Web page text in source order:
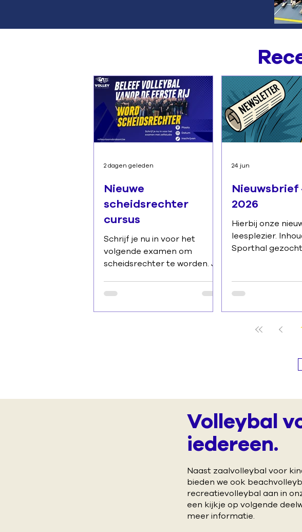
Nieuwe
scheidsrechter
cursus
Schrijf je nu in voor het
volgende examen om
scheidsrechter te worden. Je
reglementen: Internationale
Competitiereglement Volley
zowel fysiek als online te
volgen. Zaterdag 22 augustus
2026 - 9:00-12:00 Zaterdag
29 augustus 2026 - 9:00-
12:00 Het examen vindt
september 2026 - 9:0
2 dagen geleden
Nieuwsbrief
2026
Hierbij onze
leesplezier.
Sporthal
2026 - Nieuwe
format Promo 4 -
Aangepaste
wedstrijdblad
Clinic in jouw
sportieve cel in
dalers
24 jun
Volleybal
iedereen.
Naast zaalvolleybal voor
bieden we ook
recreatievolleybal aan in
een kijkje op volgende
meer informatie.